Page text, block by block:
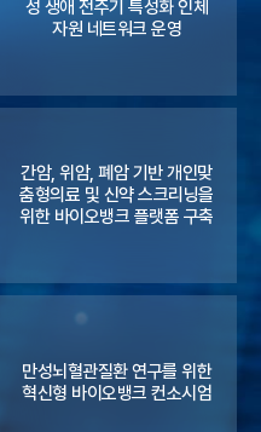
성 생애 전주기 특성화 인체
자원 네트워크 운영
간암, 위암, 폐암 기반 개인맞
춤형의료 및 신약 스크리닝을
위한 바이오뱅크 플랫폼 구축
만성뇌혈관질환 연구를 위한
혁신형 바이오뱅크 컨소시엄